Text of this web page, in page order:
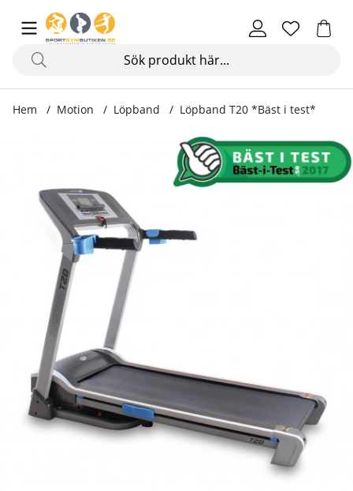
Hem Motion Löpband Löpband T20 *Bäst i test*
Produktbilder Löpband T20 *Bäst i test*